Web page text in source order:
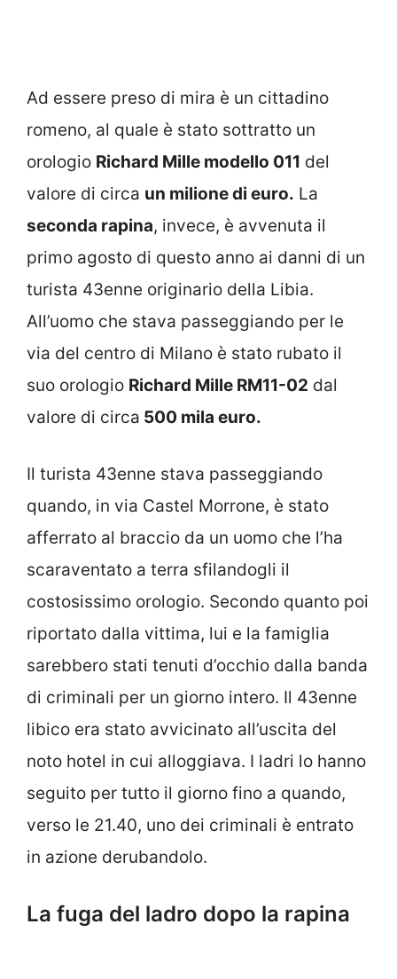
Ad essere preso di mira è un cittadino
romeno, al quale è stato sottratto un
orologio Richard Mille modello 011 del
valore di circa un milione di euro. La
seconda rapina, invece, è avvenuta il
primo agosto di questo anno ai danni di un
turista 43enne originario della Libia.
All’uomo che stava passeggiando per le
via del centro di Milano è stato rubato il
suo orologio Richard Mille RM11-02 dal
valore di circa 500 mila euro.
Il turista 43enne stava passeggiando
quando, in via Castel Morrone, è stato
afferrato al braccio da un uomo che l’ha
scaraventato a terra sfilandogli il
costosissimo orologio. Secondo quanto poi
riportato dalla vittima, lui e la famiglia
sarebbero stati tenuti d’occhio dalla banda
di criminali per un giorno intero. Il 43enne
libico era stato avvicinato all’uscita del
noto hotel in cui alloggiava. I ladri lo hanno
seguito per tutto il giorno fino a quando,
verso le 21.40, uno dei criminali è entrato
in azione derubandolo.
La fuga del ladro dopo la rapina